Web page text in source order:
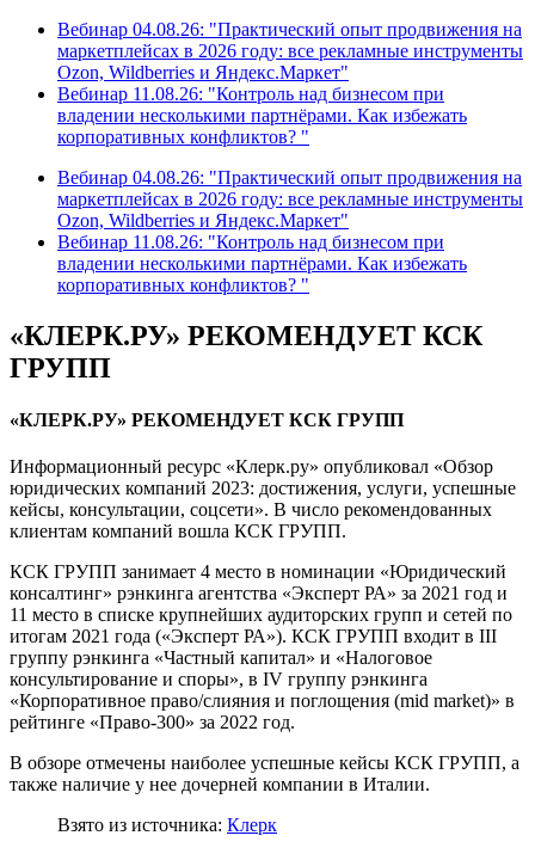
Вебинар 04.08.26: "Практический опыт продвижения на
маркетплейсах в 2026 году: все рекламные инструменты
Ozon, Wildberries и Яндекс.Маркет"
Вебинар 11.08.26: "Контроль над бизнесом при
владении несколькими партнёрами. Как избежать
корпоративных конфликтов? "
Вебинар 04.08.26: "Практический опыт продвижения на
маркетплейсах в 2026 году: все рекламные инструменты
Ozon, Wildberries и Яндекс.Маркет"
Вебинар 11.08.26: "Контроль над бизнесом при
владении несколькими партнёрами. Как избежать
корпоративных конфликтов? "
«КЛЕРК.РУ» РЕКОМЕНДУЕТ КСК
ГРУПП
«КЛЕРК.РУ» РЕКОМЕНДУЕТ КСК ГРУПП
Информационный ресурс «Клерк.ру» опубликовал «Обзор
юридических компаний 2023: достижения, услуги, успешные
кейсы, консультации, соцсети». В число рекомендованных
клиентам компаний вошла КСК ГРУПП.
КСК ГРУПП занимает 4 место в номинации «Юридический
консалтинг» рэнкинга агентства «Эксперт РА» за 2021 год и
11 место в списке крупнейших аудиторских групп и сетей по
итогам 2021 года («Эксперт РА»). КСК ГРУПП входит в III
группу рэнкинга «Частный капитал» и «Налоговое
консультирование и споры», в IV группу рэнкинга
«Корпоративное право/слияния и поглощения (mid market)» в
рейтинге «Право-300» за 2022 год.
В обзоре отмечены наиболее успешные кейсы КСК ГРУПП, а
также наличие у нее дочерней компании в Италии.
Взято из источника: Клерк